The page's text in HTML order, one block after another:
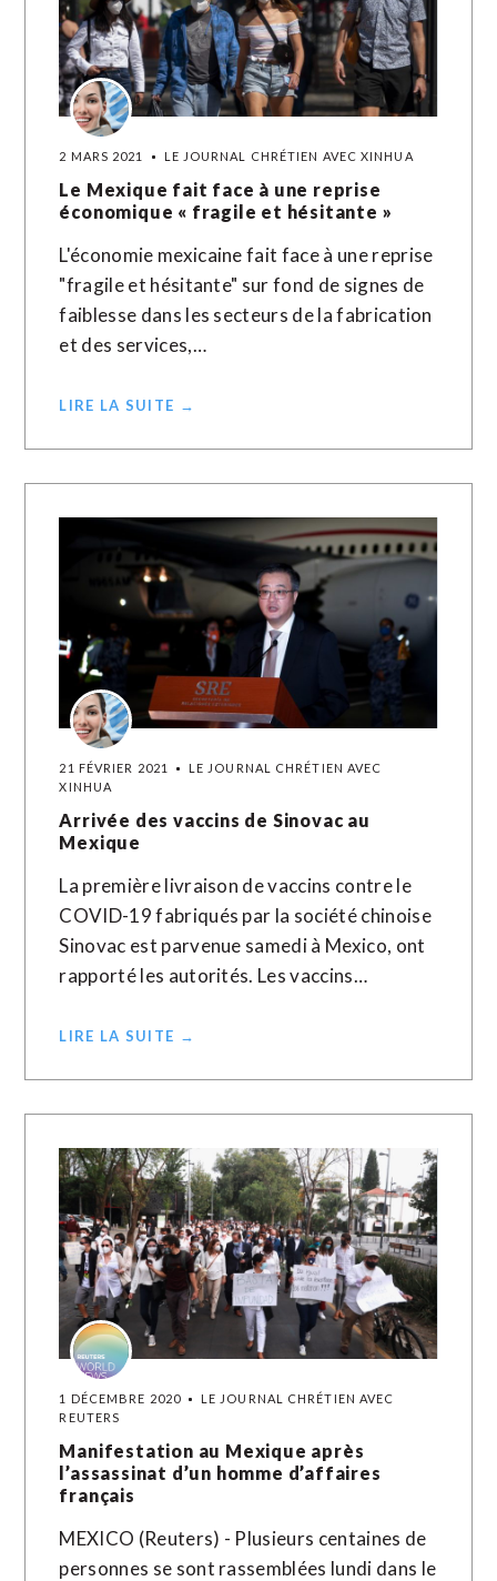
2 MARS 2021 LE JOURNAL CHRÉTIEN AVEC XINHUA
Le Mexique fait face à une reprise
économique « fragile et hésitante »
L'économie mexicaine fait face à une reprise
"fragile et hésitante" sur fond de signes de
faiblesse dans les secteurs de la fabrication
et des services,…
LIRE LA SUITE →
21 FÉVRIER 2021
LE JOURNAL CHRÉTIEN AVEC
XINHUA
Arrivée des vaccins de Sinovac au
Mexique
La première livraison de vaccins contre le
COVID-19 fabriqués par la société chinoise
Sinovac est parvenue samedi à Mexico, ont
rapporté les autorités. Les vaccins…
LIRE LA SUITE →
1 DÉCEMBRE 2020
LE JOURNAL CHRÉTIEN AVEC
REUTERS
Manifestation au Mexique après
l’assassinat d’un homme d’affaires
français
MEXICO (Reuters) - Plusieurs centaines de
personnes se sont rassemblées lundi dans le